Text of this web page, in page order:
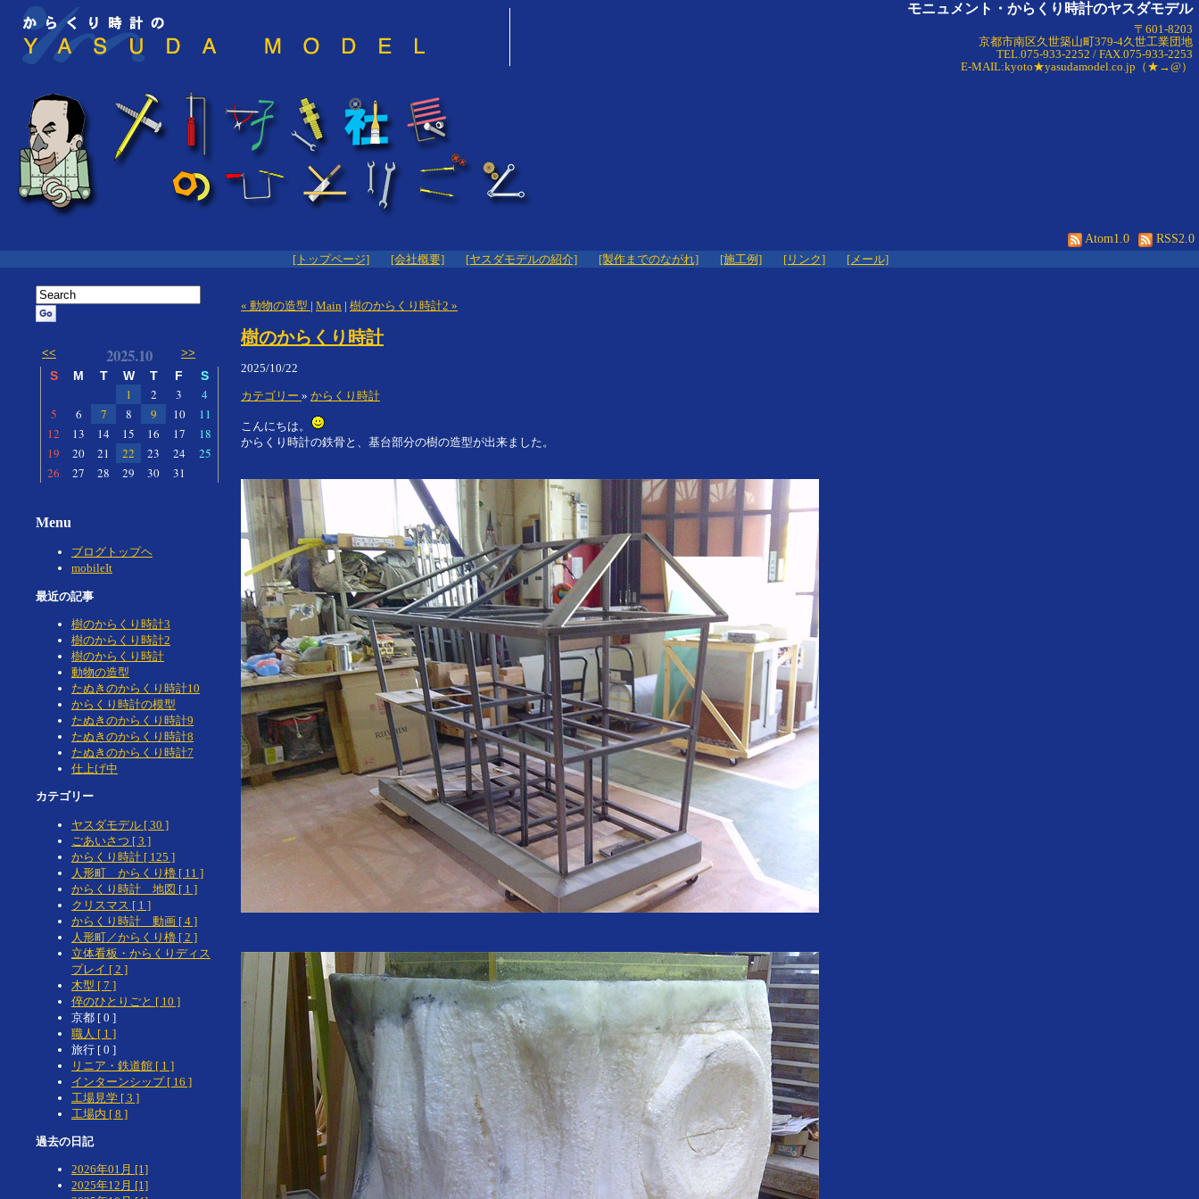
モニュメント・からくり時計のヤスダモデル
〒601-8203
京都市南区久世築山町379-4久世工業団地
TEL.075-933-2252 / FAX.075-933-2253
E-MAIL:kyoto★yasudamodel.co.jp（★→@）
RSS2.0
Atom1.0
[トップページ]
[会社概要] [ヤスダモデルの紹介] [製作までのながれ] [施工例] [リンク] [メール]
« 動物の造型 | Main | 樹のからくり時計2 »
樹のからくり時計
2025/10/22
カテゴリー » からくり時計
こんにちは。
からくり時計の鉄骨と、基台部分の樹の造型が出来ました。
<< 2025.10 >>
S M T W T F S
1 2 3
4
5
6 7 8 9 10
11
12
13 14 15 16 17
18
19
20 21 22 23 24
25
26
27 28 29 30 31
Menu
ブログトップヘ
mobileIt
最近の記事
樹のからくり時計3
樹のからくり時計2
樹のからくり時計
動物の造型
たぬきのからくり時計10
からくり時計の模型
たぬきのからくり時計9
たぬきのからくり時計8
たぬきのからくり時計7
仕上げ中
カテゴリー
ヤスダモデル [ 30 ]
ごあいさつ [ 3 ]
からくり時計 [ 125 ]
人形町 からくり櫓 [ 11 ]
からくり時計 地図 [ 1 ]
クリスマス [ 1 ]
からくり時計 動画 [ 4 ]
人形町／からくり櫓 [ 2 ]
立体看板・からくりディス
プレイ [ 2 ]
木型 [ 7 ]
倅のひとりごと [ 10 ]
京都 [ 0 ]
職人 [ 1 ]
旅行 [ 0 ]
リニア・鉄道館 [ 1 ]
インターンシップ [ 16 ]
工場見学 [ 3 ]
工場内 [ 8 ]
過去の日記
2026年01月 [1]
2025年12月 [1]